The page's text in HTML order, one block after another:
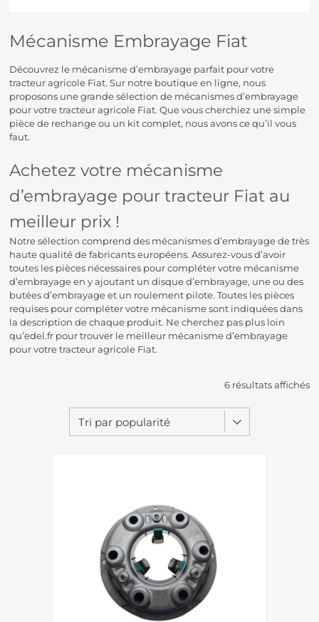
Mécanisme Embrayage Fiat
Découvrez le mécanisme d’embrayage parfait pour votre
tracteur agricole Fiat. Sur notre boutique en ligne, nous
proposons une grande sélection de mécanismes d’embrayage
pour votre tracteur agricole Fiat. Que vous cherchiez une simple
pièce de rechange ou un kit complet, nous avons ce qu’il vous
faut.
Achetez votre mécanisme
d’embrayage pour tracteur Fiat au
meilleur prix !
Notre sélection comprend des mécanismes d’embrayage de très
haute qualité de fabricants européens. Assurez-vous d’avoir
toutes les pièces nécessaires pour compléter votre mécanisme
d’embrayage en y ajoutant un disque d’embrayage, une ou des
butées d’embrayage et un roulement pilote. Toutes les pièces
requises pour compléter votre mécanisme sont indiquées dans
la description de chaque produit. Ne cherchez pas plus loin
qu’edel.fr pour trouver le meilleur mécanisme d’embrayage
pour votre tracteur agricole Fiat.
6 résultats affichés